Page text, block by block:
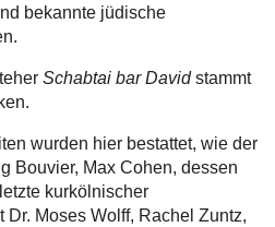
bekannte jüdische
Schabtai bar Davidstammt
wurden hier bestattet, wie der
Bouvier, Max Cohen, dessen
kurkölnischer
Dr. Moses Wolff, Rachel Zuntz,